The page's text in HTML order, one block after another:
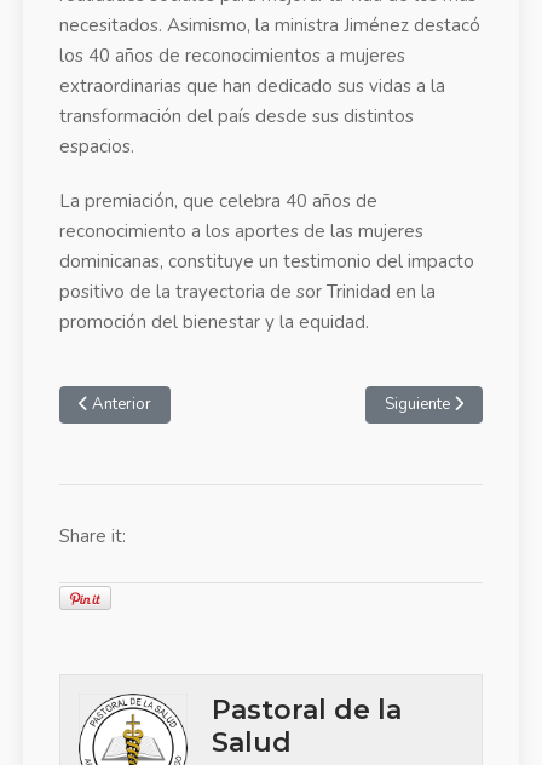
necesitados. Asimismo, la ministra Jiménez destacó
los 40 años de reconocimientos a mujeres
extraordinarias que han dedicado sus vidas a la
transformación del país desde sus distintos
espacios.
La premiación, que celebra 40 años de
reconocimiento a los aportes de las mujeres
dominicanas, constituye un testimonio del impacto
positivo de la trayectoria de sor Trinidad en la
promoción del bienestar y la equidad.
Anterior Siguiente
Share it:
Pastoral de la
Salud